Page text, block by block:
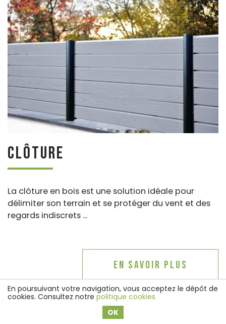
Clôture
La clôture en bois est une solution idéale pour
délimiter son terrain et se protéger du vent et des
regards indiscrets ...
En savoir plus
En poursuivant votre navigation, vous acceptez le dépôt de
cookies. Consultez notre politique cookies
OK